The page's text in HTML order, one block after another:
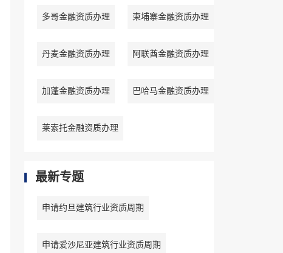
多哥金融资质办理 柬埔寨金融资质办理
丹麦金融资质办理 阿联酋金融资质办理
加蓬金融资质办理 巴哈马金融资质办理
莱索托金融资质办理
最新专题
申请约旦建筑行业资质周期
申请爱沙尼亚建筑行业资质周期